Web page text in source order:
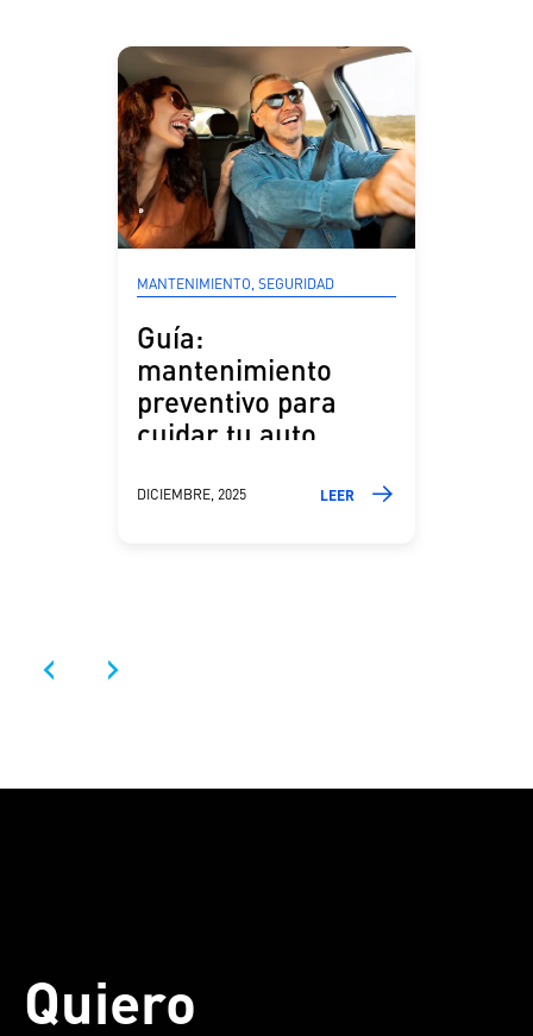
MANTENIMIENTO, SEGURIDAD
Guía:
mantenimiento
preventivo para
cuidar tu auto
DICIEMBRE, 2025 LEER
‹ ›
Quiero